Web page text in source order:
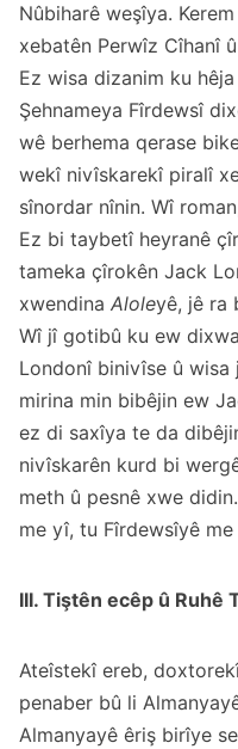
Nûbiharê weşîya.
xebatên Perwîz Cîhanî
Ez wisa dizanim ku
Şehnameya Fîrdewsî
wê berhema qerase
wekî nivîskarekî piralî
sînordar nînin. Wî
Ez bi taybetî heyranê
tameka çîrokên Jack
xwendina Aloleyê, jê ra
Wî jî gotibû ku ew
Londonî binivîse û
mirina min bibêjin ew
ez di saxîya te da
nivîskarên kurd bi
meth û pesnê xwe
me yî, tu Fîrdewsîyê
III. Tiştên ecêp û Ruhê
Ateîstekî ereb,
penaber bû li
Almanyayê êriş birîye